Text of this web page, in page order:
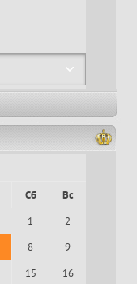
Сб
Вс
1
2
8
9
15
16